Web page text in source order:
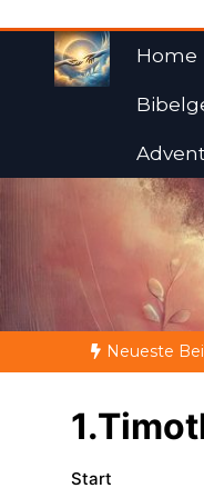
springen
Home
Himmelwärts
Neueste
heiligt: Wahrheit, die
Start